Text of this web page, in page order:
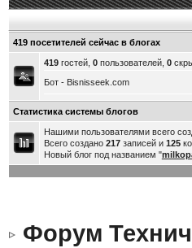
419 посетителей сейчас в блогах
419гостей, 0пользователей, 0
Бот - Bisnisseek.com
Статистика системы блогов
Нашими пользователями всего
Всего создано 217записей и 125
Новый блог под названием "
Форум